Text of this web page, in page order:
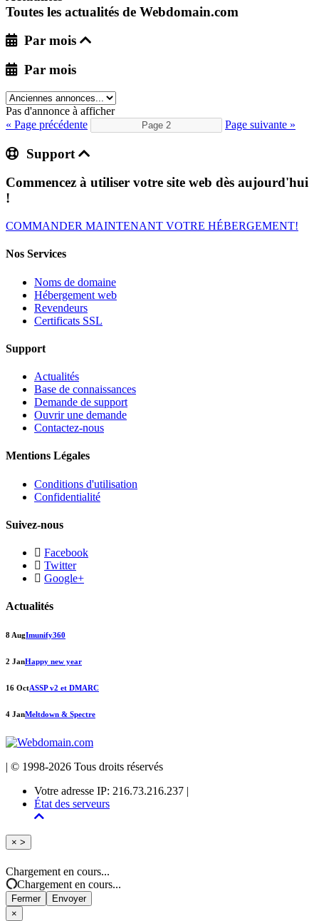
Toutes les actualités de Webdomain.com
Par mois
Par mois
Pas d'annonce à afficher
« Page précédente
Page suivante »
Support
Commencez à utiliser votre site web dès aujourd'hui
!
COMMANDER MAINTENANT VOTRE HÉBERGEMENT!
Nos Services
Noms de domaine
Hébergement web
Revendeurs
Certificats SSL
Support
Actualités
Base de connaissances
Demande de support
Ouvrir une demande
Contactez-nous
Mentions Légales
Conditions d'utilisation
Confidentialité
Suivez-nous
Facebook
Twitter
Google+
Actualités
8 AugImunify360
2 JanHappy new year
16 OctASSP v2 et DMARC
4 JanMeltdown & Spectre
| © 1998-2026 Tous droits réservés
Votre adresse IP: 216.73.216.237 |
État des serveurs
× Fermer
>
Chargement en cours...
Chargement en cours...
Fermer
Envoyer
×